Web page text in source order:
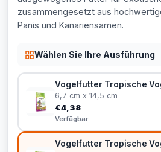
zusammengesetzt aus
Panis und Kanariensamen.
Wählen Sie Ihre Ausführung
Vogelfutter Tropische
6,7 cm x 14,5 cm
€4,38
Verfügbar
Vogelfutter Tropische